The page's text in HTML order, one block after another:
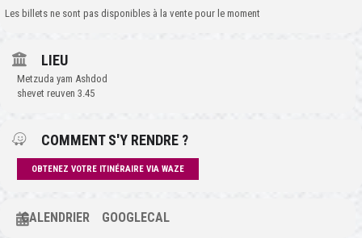
Les billets ne sont pas disponibles à la vente pour le moment
LIEU
Metzuda yam Ashdod
shevet reuven 3.45
COMMENT S'Y RENDRE ?
OBTENEZ VOTRE ITINÉRAIRE VIA WAZE
CALENDRIER GOOGLECAL